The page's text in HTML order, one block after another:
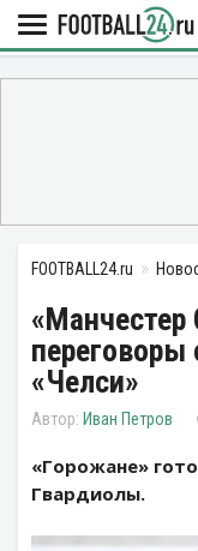
FOOTBALL24.ru
«Манчестер
переговоры
«Челси»
Иван Петров
«Горожане»
Гвардиолы.